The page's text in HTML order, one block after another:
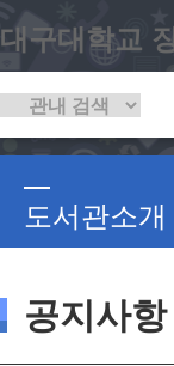
대구대학교
도서관소개
공지사항